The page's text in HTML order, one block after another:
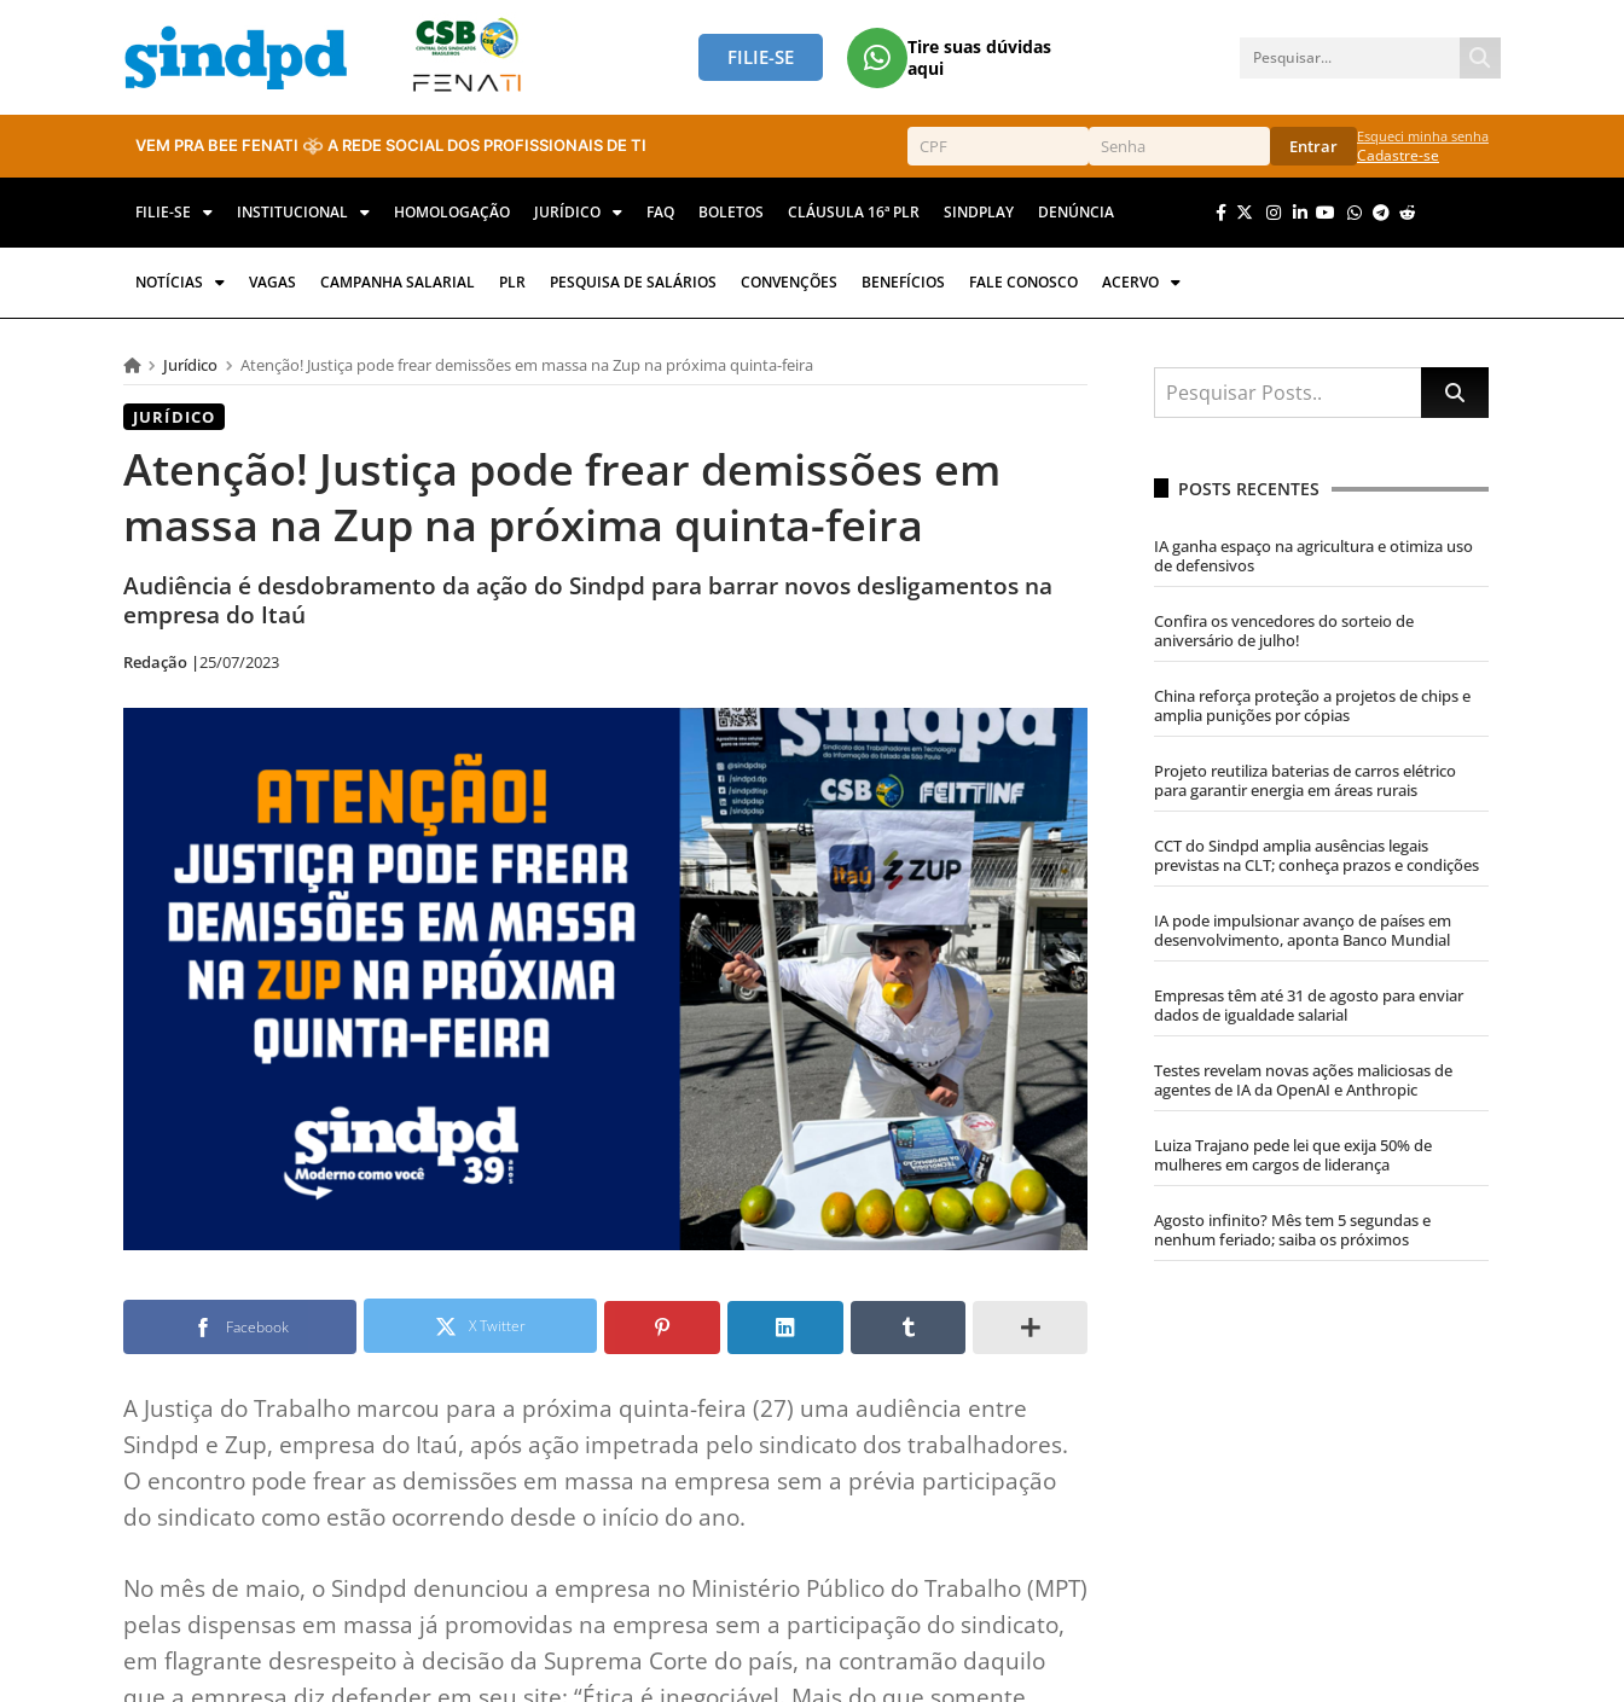
FILIE-SE
Tire suas dúvidas
aqui
VEM PRA BEE FENATI A REDE SOCIAL DOS PROFISSIONAIS DE TI Entrar Esqueci minha senha
Cadastre-se
FILIE-SE INSTITUCIONAL HOMOLOGAÇÃO JURÍDICO FAQ BOLETOS CLÁUSULA 16ª PLR SINDPLAY DENÚNCIA
NOTÍCIAS VAGAS CAMPANHA SALARIAL PLR PESQUISA DE SALÁRIOS CONVENÇÕES BENEFÍCIOS FALE CONOSCO ACERVO
Jurídico Atenção! Justiça pode frear demissões em massa na Zup na próxima quinta-feira
JURÍDICO
Atenção! Justiça pode frear demissões em
massa na Zup na próxima quinta-feira
Audiência é desdobramento da ação do Sindpd para barrar novos desligamentos na
empresa do Itaú
Redação |25/07/2023
Facebook X Twitter
A Justiça do Trabalho marcou para a próxima quinta-feira (27) uma audiência entre
Sindpd e Zup, empresa do Itaú, após ação impetrada pelo sindicato dos trabalhadores.
O encontro pode frear as demissões em massa na empresa sem a prévia participação
do sindicato como estão ocorrendo desde o início do ano.
No mês de maio, o Sindpd denunciou a empresa no Ministério Público do Trabalho (MPT)
pelas dispensas em massa já promovidas na empresa sem a participação do sindicato,
em flagrante desrespeito à decisão da Suprema Corte do país, na contramão daquilo
POSTS RECENTES
IA ganha espaço na agricultura e otimiza uso
de defensivos
Confira os vencedores do sorteio de
aniversário de julho!
China reforça proteção a projetos de chips e
amplia punições por cópias
Projeto reutiliza baterias de carros elétrico
para garantir energia em áreas rurais
CCT do Sindpd amplia ausências legais
previstas na CLT; conheça prazos e condições
IA pode impulsionar avanço de países em
desenvolvimento, aponta Banco Mundial
Empresas têm até 31 de agosto para enviar
dados de igualdade salarial
Testes revelam novas ações maliciosas de
agentes de IA da OpenAI e Anthropic
Luiza Trajano pede lei que exija 50% de
mulheres em cargos de liderança
Agosto infinito? Mês tem 5 segundas e
nenhum feriado; saiba os próximos